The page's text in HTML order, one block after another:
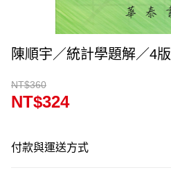
陳順宇／統計學題解／4版
NT$360
NT$324
付款與運送方式